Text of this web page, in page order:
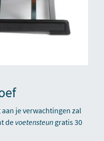
je verwachtingen zal
de voetensteun gratis 30